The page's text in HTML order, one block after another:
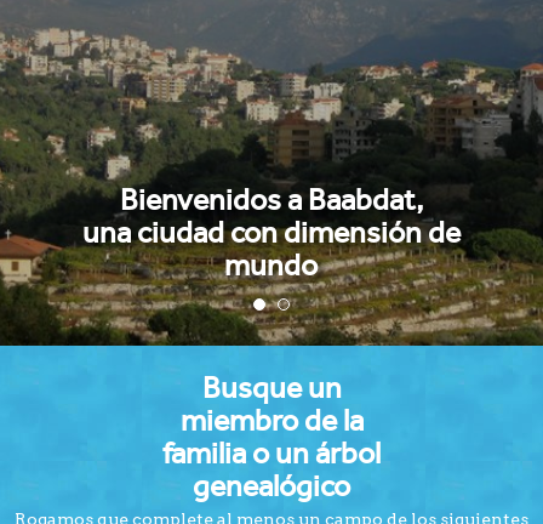
Familias
Inmigración
Galería
Historias
Contáctenos
?Quiénes somos¿
Bienvenidos a Baabdat,
una ciudad con dimensión de
mundo
Bienvenidos a Baabdat,
una ciudad con dimensión de
mundo
Busque un
miembro de la
familia o un árbol
genealógico
Rogamos que complete al menos un campo de los siguientes